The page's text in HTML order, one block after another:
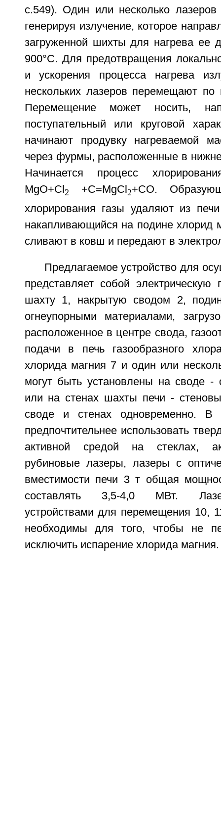
с.549). Один или несколько лазеров
генерируя излучение, которое
загруженной шихты для нагрева ее
900°С. Для предотвращения
и ускорения процесса нагрева
нескольких лазеров перемещают по
Перемещение может носить,
поступательный или круговой
начинают продувку нагреваемой
через фурмы, расположенные в
Начинается процесс
MgO+Cl 2 +С=MgCl 2+СО.
хлорирования газы удаляют из
накапливающийся на подине хлорид
сливают в ковш и передают в
Предлагаемое устройство для
представляет собой электрическую
шахту 1, накрытую сводом 2,
огнеупорными материалами,
расположенное в центре свода,
подачи в печь газообразного
хлорида магния 7 и один или
могут быть установлены на своде
или на стенах шахты печи -
своде и стенах одновременно. В
предпочтительнее использовать
активной средой на стеклах,
рубиновые лазеры, лазеры с
вместимости печи 3 т общая
составлять 3,5-4,0 МВт.
устройствами для перемещения 10,
необходимы для того, чтобы не
исключить испарение хлорида магния.